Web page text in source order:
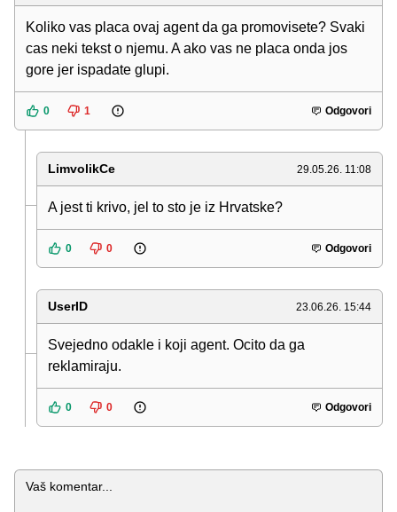
Koliko vas placa ovaj agent da ga promovisete? Svaki
cas neki tekst o njemu. A ako vas ne placa onda jos
gore jer ispadate glupi.
0 1 Odgovori
LimvolikCe 29.05.26. 11:08
A jest ti krivo, jel to sto je iz Hrvatske?
0 0 Odgovori
UserID 23.06.26. 15:44
Svejedno odakle i koji agent. Ocito da ga
reklamiraju.
0 0 Odgovori
Komentar